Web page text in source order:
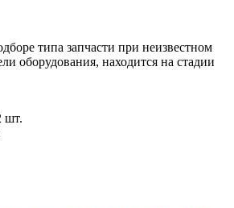
типа запчасти при неизвестном
оборудования, находится на стадии
шт.